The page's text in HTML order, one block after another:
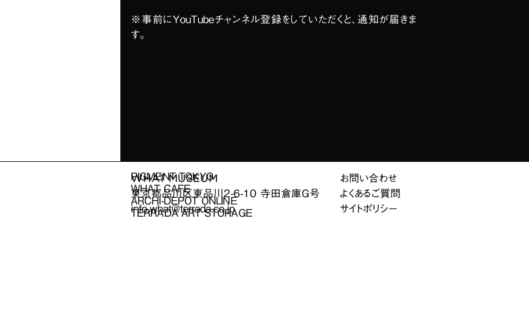
※事前にYouTubeチャンネル登録をしていただくと、通知が届きま
す。
お問い合わせ
よくあるご質問
サイトポリシー
WHAT MUSEUM
東京都品川区東品川 2-6-10 寺田倉庫G号
info.what@terrada.co.jp
PIGMENT TOKYO
WHAT CAFE
ARCHI-DEPOT ONLINE
TERRADA ART STORAGE